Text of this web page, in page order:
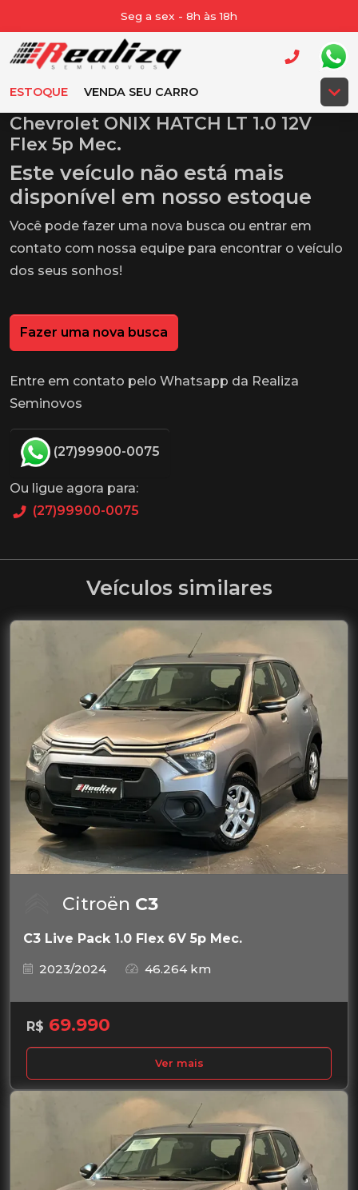
Seg a sex - 8h às 18h
ESTOQUE VENDA SEU CARRO
Chevrolet ONIX HATCH LT 1.0 12V
Flex 5p Mec.
Este veículo não está mais
disponível em nosso estoque
Você pode fazer uma nova busca ou entrar em
contato com nossa equipe para encontrar o veículo
dos seus sonhos!
Fazer uma nova busca
Entre em contato pelo Whatsapp da Realiza
Seminovos
(27)99900-0075
Ou ligue agora para:
(27)99900-0075
Veículos similares
Citroën C3
C3 Live Pack 1.0 Flex 6V 5p Mec.
2023/2024
46.264 km
R$ 69.990
Ver mais